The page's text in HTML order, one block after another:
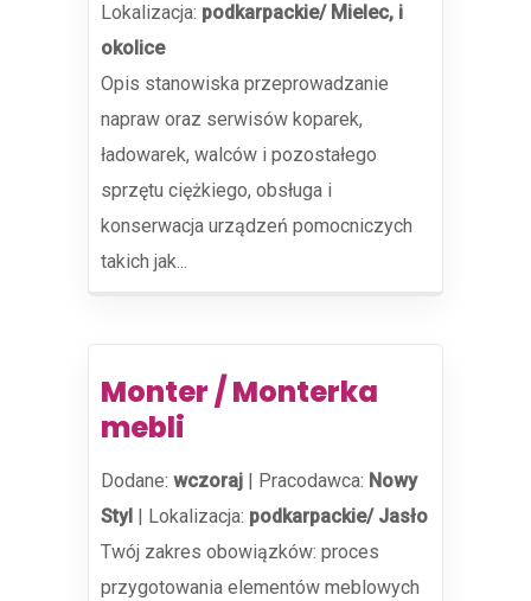
Lokalizacja: podkarpackie/ Mielec, i
okolice
Opis stanowiska przeprowadzanie
napraw oraz serwisów koparek,
ładowarek, walców i pozostałego
sprzętu ciężkiego, obsługa i
konserwacja urządzeń pomocniczych
takich jak...
Monter / Monterka
mebli
Dodane: wczoraj | Pracodawca: Nowy
Styl | Lokalizacja: podkarpackie/ Jasło
Twój zakres obowiązków: proces
przygotowania elementów meblowych